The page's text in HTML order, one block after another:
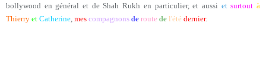
bollywood en général et de Shah Rukh en particulier, et aussi et surtout à
Thierry et Catherine mes compagnons de route de l'été dernier.